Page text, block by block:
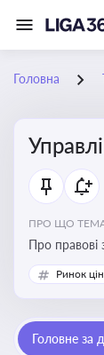
Головна
ПРО ЩО
Про правові
юристів і
Ринок
Головне за